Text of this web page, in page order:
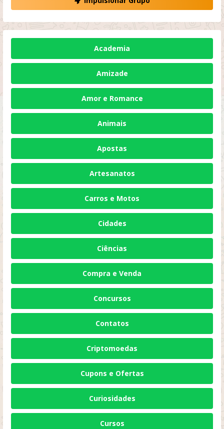
Academia
Amizade
Amor e Romance
Animais
Apostas
Artesanatos
Carros e Motos
Cidades
Ciências
Compra e Venda
Concursos
Contatos
Criptomoedas
Cupons e Ofertas
Curiosidades
Cursos